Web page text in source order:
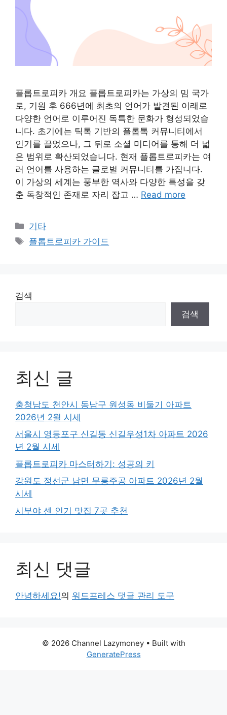
플롭트로피카 개요 플롭트로피카는 가상의 밈 국가
로, 기원 후 666년에 최초의 언어가 발견된 이래로
다양한 언어로 이루어진 독특한 문화가 형성되었습
니다. 초기에는 틱톡 기반의 플롭톡 커뮤니티에서
인기를 끌었으나, 그 뒤로 소셜 미디어를 통해 더 넓
은 범위로 확산되었습니다. 현재 플롭트로피카는 여
러 언어를 사용하는 글로벌 커뮤니티를 가집니다.
이 가상의 세계는 풍부한 역사와 다양한 특성을 갖
춘 독창적인 존재로 자리 잡고 … Read more
Categories
기타
Tags
플롭트로피카 가이드
검색
검색
최신 글
충청남도 천안시 동남구 원성동 비둘기 아파트
2026년 2월 시세
서울시 영등포구 신길동 신길우성1차 아파트 2026
년 2월 시세
플롭트로피카 마스터하기: 성공의 키
강원도 정선군 남면 무릉주공 아파트 2026년 2월
시세
시부야 센 인기 맛집 7곳 추천
최신 댓글
안녕하세요!의 워드프레스 댓글 관리 도구
© 2026 Channel Lazymoney• Built with
GeneratePress